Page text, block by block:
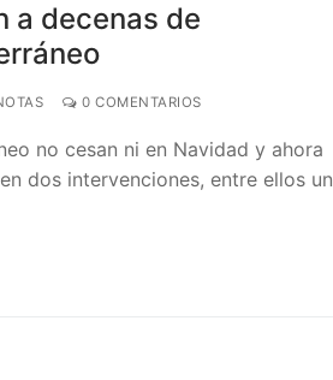
a decenas de
0 COMENTARIOS
no cesan ni en Navidad y ahora
dos intervenciones, entre ellos un